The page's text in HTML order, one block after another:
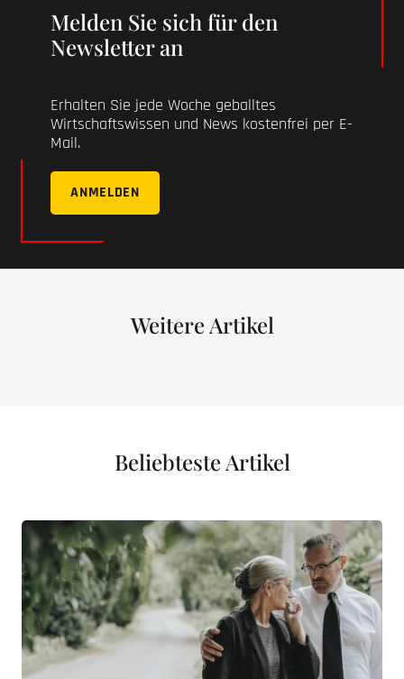
Melden Sie sich für den
Newsletter an
Erhalten Sie jede Woche geballtes
Wirtschaftswissen und News kostenfrei per E-
Mail.
ANMELDEN
Weitere Artikel
Beliebteste Artikel